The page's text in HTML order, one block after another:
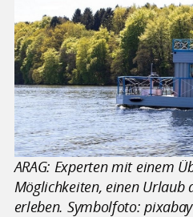
ARAG: Experten mit einem
Möglichkeiten, einen Urlaub
erleben. Symbolfoto: pixabay